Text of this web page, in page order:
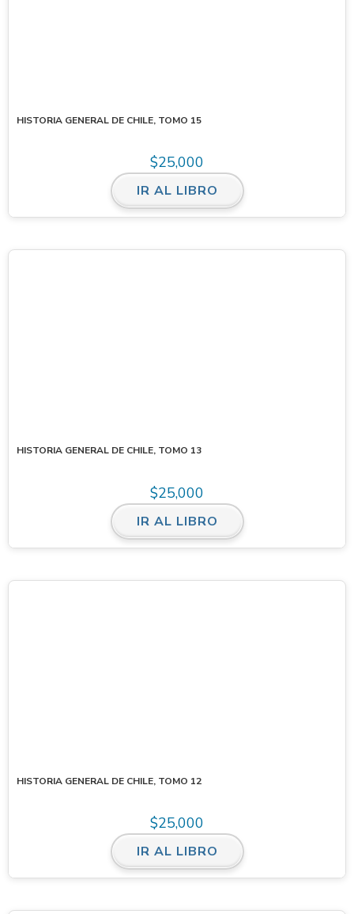
HISTORIA GENERAL DE CHILE, TOMO 15
$25,000
IR AL LIBRO
HISTORIA GENERAL DE CHILE, TOMO 13
$25,000
IR AL LIBRO
HISTORIA GENERAL DE CHILE, TOMO 12
$25,000
IR AL LIBRO